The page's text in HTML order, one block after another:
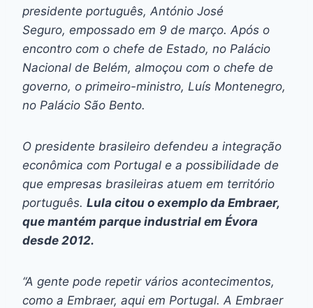
presidente português, António José
Seguro, empossado em 9 de março. Após o
encontro com o chefe de Estado, no Palácio
Nacional de Belém, almoçou com o chefe de
governo, o primeiro-ministro, Luís Montenegro,
no Palácio São Bento.
O presidente brasileiro defendeu a integração
econômica com Portugal e a possibilidade de
que empresas brasileiras atuem em território
português. Lula citou o exemplo da Embraer,
que mantém parque industrial em Évora
desde 2012.
“A gente pode repetir vários acontecimentos,
como a Embraer, aqui em Portugal. A Embraer